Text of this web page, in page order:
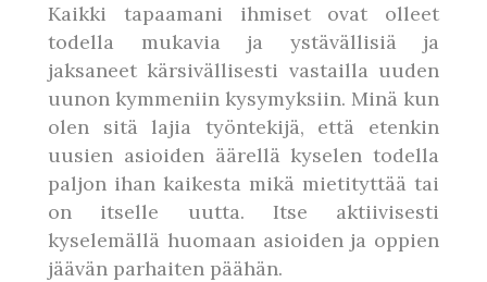
Kaikki tapaamani ihmiset ovat olleet
todella mukavia ja ystävällisiä ja
jaksaneet kärsivällisesti vastailla uuden
uunon kymmeniin kysymyksiin. Minä kun
olen sitä lajia työntekijä, että etenkin
uusien asioiden äärellä kyselen todella
paljon ihan kaikesta mikä mietityttää tai
on itselle uutta. Itse aktiivisesti
kyselemällä huomaan asioiden ja oppien
jäävän parhaiten päähän.